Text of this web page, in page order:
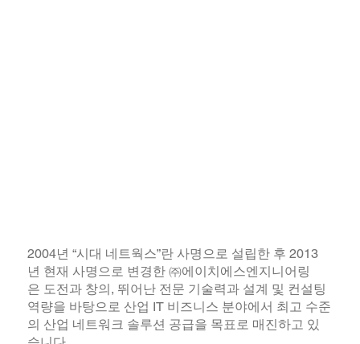
2004년 “시대 네트웍스”란 사명으로 설립한 후 2013
년 현재 사명으로 변경한 ㈜에이치에스엔지니어링
은 도전과 창의, 뛰어난 전문 기술력과 설계 및 컨설팅
역량을 바탕으로 산업 IT 비즈니스 분야에서 최고 수준
의 산업 네트워크 솔루션 공급을 목표로 매진하고 있